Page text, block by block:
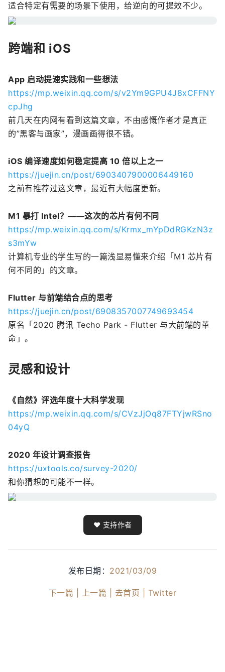
适合特定有需要的场景下使用，给逆向的可提效不少。
跨端和 iOS
App 启动提速实践和一些想法
https://mp.weixin.qq.com/s/v2Ym9GPU4J8xCFFNY
cpJhg
前几天在内网有看到这篇文章，不由感慨作者才是真正
的”黑客与画家”，漫画画得很不错。
iOS 编译速度如何稳定提高 10 倍以上之一
https://juejin.cn/post/6903407900006449160
之前有推荐过这文章，最近有大幅度更新。
M1 暴打 Intel？——这次的芯片有何不同
https://mp.weixin.qq.com/s/Krmx_mYpDdRGKzN3z
s3mYw
计算机专业的学生写的一篇浅显易懂来介绍「M1 芯片有
何不同的」的文章。
Flutter 与前端结合点的思考
https://juejin.cn/post/6908357007749693454
原名「2020 腾讯 Techo Park - Flutter 与大前端的革
命」。
灵感和设计
《自然》评选年度十大科学发现
https://mp.weixin.qq.com/s/CVzJjOq87FTYjwRSno
04yQ
2020 年设计调查报告
https://uxtools.co/survey-2020/
和你猜想的可能不一样。
❤️ 支持作者
发布日期： 2021/03/09
下一篇 | 上一篇 | 去首页 | Twitter